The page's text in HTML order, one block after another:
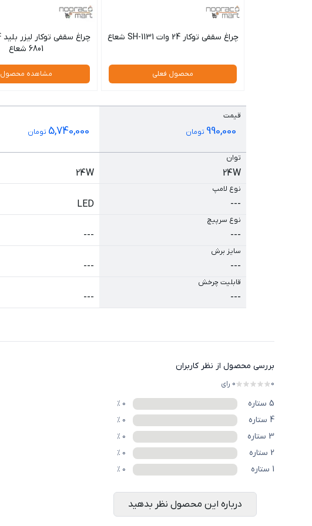
چراغ سقفی توکار 24 وات SH-1131 شعاع
محصول فعلی
6801 شعاع
مشاهده محصول
قیمت
990,000 تومان 5,740,000 تومان
توان
24W
24W
نوع لامپ
---
LED
نوع سرپیچ
---
---
سایز برش
---
---
قابلیت چرخش
---
---
بررسی محصول از نظر کاربران
0
0 رای
5 ستاره 0
%
4 ستاره 0
%
3 ستاره 0
%
2 ستاره 0
%
1 ستاره 0
%
درباره این محصول نظر بدهید